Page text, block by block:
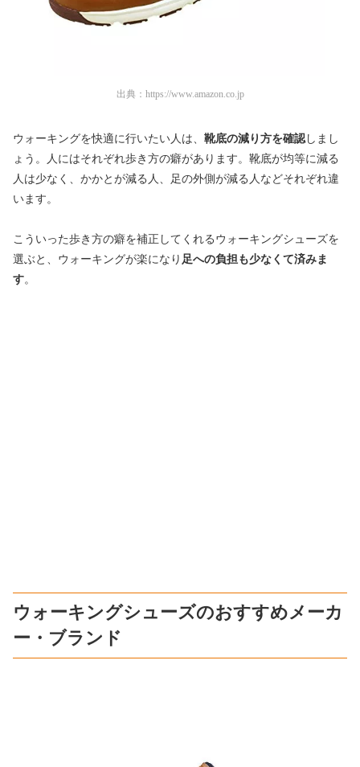
出典： https://www.amazon.co.jp
ウォーキングを快適に行いたい人は、 靴底の減り方を確認 しまし
ょう。人にはそれぞれ歩き方の癖があります。靴底が均等に減る
人は少なく、かかとが減る人、足の外側が減る人などそれぞれ違
います。
こういった歩き方の癖を補正してくれるウォーキングシューズを
選ぶと、ウォーキングが楽になり 足への負担も少なくて済みま
す。
ウォーキングシューズのおすすめメーカ
ー・ブランド